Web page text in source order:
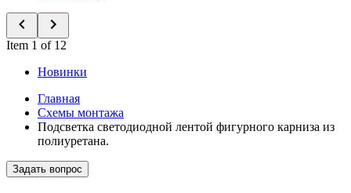
Item 1 of 12
Новинки
Главная
Схемы монтажа
Подсветка светодиодной лентой фигурного карниза из
полиуретана.
Задать вопрос